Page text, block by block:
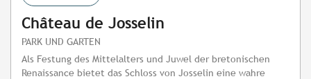
Château de Josselin
PARK UND GARTEN
Als Festung des Mittelalters und Juwel der bretonischen
Renaissance bietet das Schloss von Josselin eine wahre